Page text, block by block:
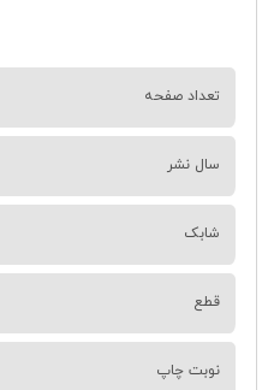
تعداد صفحه
سال نشر
شابک
قطع
نوبت چاپ